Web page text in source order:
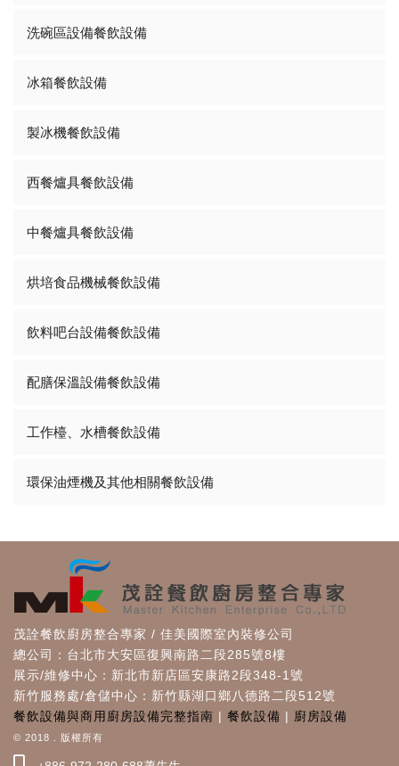
洗碗區設備餐飲設備
冰箱餐飲設備
製冰機餐飲設備
西餐爐具餐飲設備
中餐爐具餐飲設備
烘培食品機械餐飲設備
飲料吧台設備餐飲設備
配膳保溫設備餐飲設備
工作檯、水槽餐飲設備
環保油煙機及其他相關餐飲設備
茂詮餐飲廚房整合專家 / 佳美國際室內裝修公司
總公司：台北市大安區復興南路二段285號8樓
展示/維修中心：新北市新店區安康路2段348-1號
新竹服務處/倉儲中心：新竹縣湖口鄉八德路二段512號
餐飲設備與商用廚房設備完整指南 | 餐飲設備 | 廚房設備
© 2018 . 版權所有